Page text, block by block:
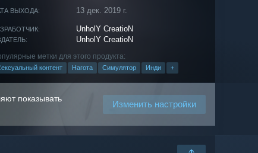
ВЫХОДА: 13 дек. 2019 г.
UnholY CreatioN
UnholY CreatioN
метки для этого продукта:
контент Нагота Симулятор Инди +
показывать
Изменить настройки